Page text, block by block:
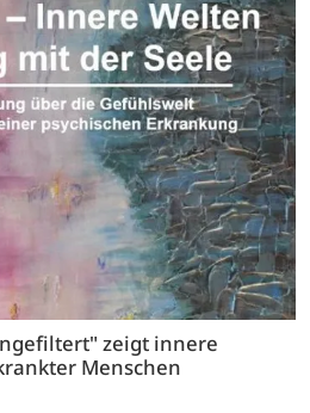
zeigt innere
Menschen